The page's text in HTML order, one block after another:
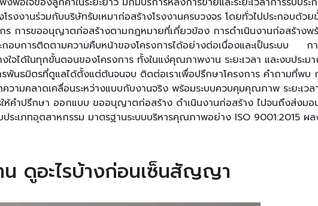
านร่วมกับบริษัทรับเหมาก่อสร้างโรงงานครบวงจร โดยทั่วไปประกอบด้วย
ร การขออนุญาตก่อสร้างตามกฎหมายที่เกี่ยวข้อง การดำเนินงานก่อสร้าง
บการติดตามความคืบหน้าของโครงการได้อย่างต่อเนื่องและเป็นระบบ กา
ใจได้ในทุกขั้นตอนของโครงการ ทั้งในแง่คุณภาพงาน ระยะเวลา และงบป
พันธมิตรที่ดูแลได้ตั้งแต่ต้นจนจบ ติดต่อเราเพื่อปรึกษาโครงการ คำถามที่พบ
ามคลาดเคลื่อนระหว่างแบบกับงานจริง พร้อมระบบควบคุมคุณภาพ ระยะเว
ห้คำปรึกษา ออกแบบ ขออนุญาตก่อสร้าง ดำเนินงานก่อสร้าง ไปจนถึงส่งมอ
ะเภทอุตสาหกรรม มาตรฐานระบบบริหารคุณภาพอย่าง ISO 9001:2015 ผ
น ดูอะไรบ้างก่อนเซ็นสัญญา